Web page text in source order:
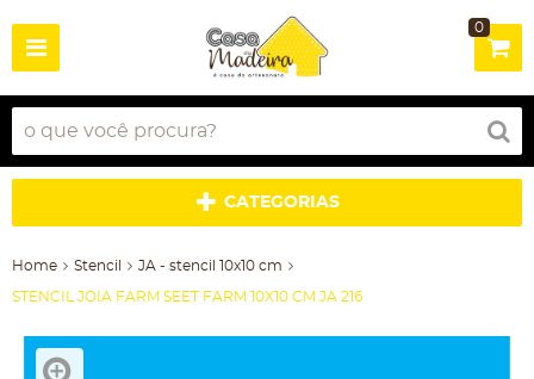
0
CATEGORIAS
Home Stencil JA - stencil 10x10 cm
STENCIL JOIA FARM SEET FARM 10X10 CM JA 216